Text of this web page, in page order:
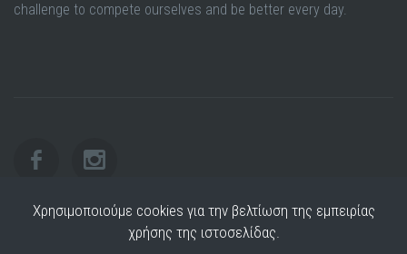
challenge to compete ourselves and be better every day.
Χρησιμοποιούμε cookies για την βελτίωση της εμπειρίας
χρήσης της ιστοσελίδας.